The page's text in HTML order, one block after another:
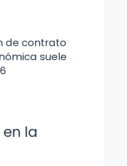
de contrato
suele
la